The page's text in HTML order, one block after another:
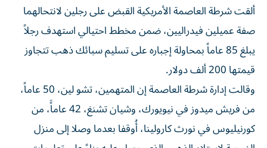
ألقت شرطة العاصمة الأمريكية القبض على رجلين لانتحالهما
صفة عميلين فيدراليين، ضمن مخطط احتيالي استهدف رجلاً
يبلغ 85 عاماً بمحاولة إجباره على تسليم سبائك ذهب تتجاوز
قيمتها 200 ألف دولار.
وقالت إدارة شرطة العاصمة إن المتهمين، تشو لين، 50 عاماً،
من فريش ميدوز في نيويورك، وشيان تشنغ، 42 عاماًَ، من
كورنيليوس في نورث كارولينا، أُوقفا بعدما وصلا إلى منزل